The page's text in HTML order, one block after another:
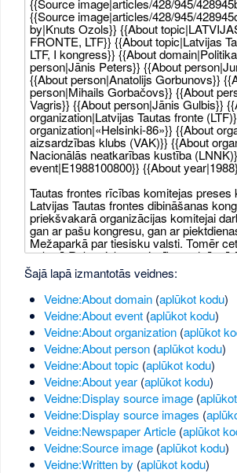
Šajā lapā izmantotās veidnes:
Veidne:About domain(aplūkot kodu)
Veidne:About event(aplūkot kodu)
Veidne:About organization(aplūkot
Veidne:About person(aplūkot kodu)
Veidne:About topic(aplūkot kodu)
Veidne:About year(aplūkot kodu)
Veidne:Display source image(
Veidne:Display source images (
Veidne:Newspaper Article(aplūkot
Veidne:Source image(aplūkot kodu)
Veidne:Written by (aplūkot kodu)